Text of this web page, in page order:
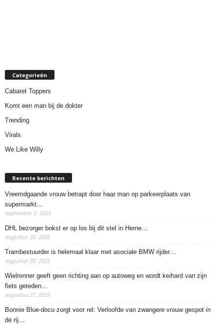
Categorieën
Cabaret Toppers
Komt een man bij de dokter
Trending
Virals
We Like Willy
Recente berichten
Vreemdgaande vrouw betrapt door haar man op parkeerplaats van
supermarkt…
september 2, 2025
DHL bezorger bokst er op los bij dit stel in Herne…
augustus 30, 2025
Trambestuurder is helemaal klaar met asociale BMW rijder…
augustus 30, 2025
Wielrenner geeft geen richting aan op autoweg en wordt keihard van zijn
fiets gereden…
augustus 27, 2025
Bonnie Blue-docu zorgt voor rel: Verloofde van zwangere vrouw gespot in
de rij…